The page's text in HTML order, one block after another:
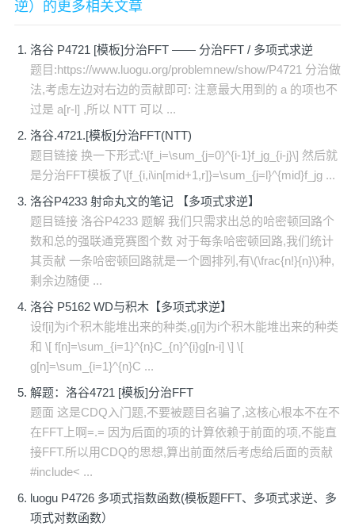
逆）的更多相关文章
洛谷 P4721 [模板]分治FFT —— 分治FFT / 多项式求逆
题目:https://www.luogu.org/problemnew/show/P4721 分治做
法,考虑左边对右边的贡献即可: 注意最大用到的 a 的项也不
过是 a[r-l] ,所以 NTT 可以 ...
洛谷.4721.[模板]分治FFT(NTT)
题目链接 换一下形式:\[f_i=\sum_{j=0}^{i-1}f_jg_{i-j}\] 然后就
是分治FFT模板了\[f_{i,i\in[mid+1,r]}=\sum_{j=l}^{mid}f_jg ...
洛谷P4233 射命丸文的笔记 【多项式求逆】
题目链接 洛谷P4233 题解 我们只需求出总的哈密顿回路个
数和总的强联通竞赛图个数 对于每条哈密顿回路,我们统计
其贡献 一条哈密顿回路就是一个圆排列,有\(\frac{n!}{n}\)种,
剩余边随便 ...
洛谷 P5162 WD与积木【多项式求逆】
设f[i]为i个积木能堆出来的种类,g[i]为i个积木能堆出来的种类
和 \[ f[n]=\sum_{i=1}^{n}C_{n}^{i}g[n-i] \] \[
g[n]=\sum_{i=1}^{n}C ...
解题：洛谷4721 [模板]分治FFT
题面 这是CDQ入门题,不要被题目名骗了,这核心根本不在不
在FFT上啊=.= 因为后面的项的计算依赖于前面的项,不能直
接FFT.所以用CDQ的思想,算出前面然后考虑给后面的贡献
#include< ...
luogu P4726 多项式指数函数(模板题FFT、多项式求逆、多
项式对数函数）